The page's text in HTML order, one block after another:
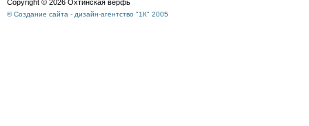
Copyright © 2026 Охтинская верфь
© Создание сайта - дизайн-агентство "1К" 2005